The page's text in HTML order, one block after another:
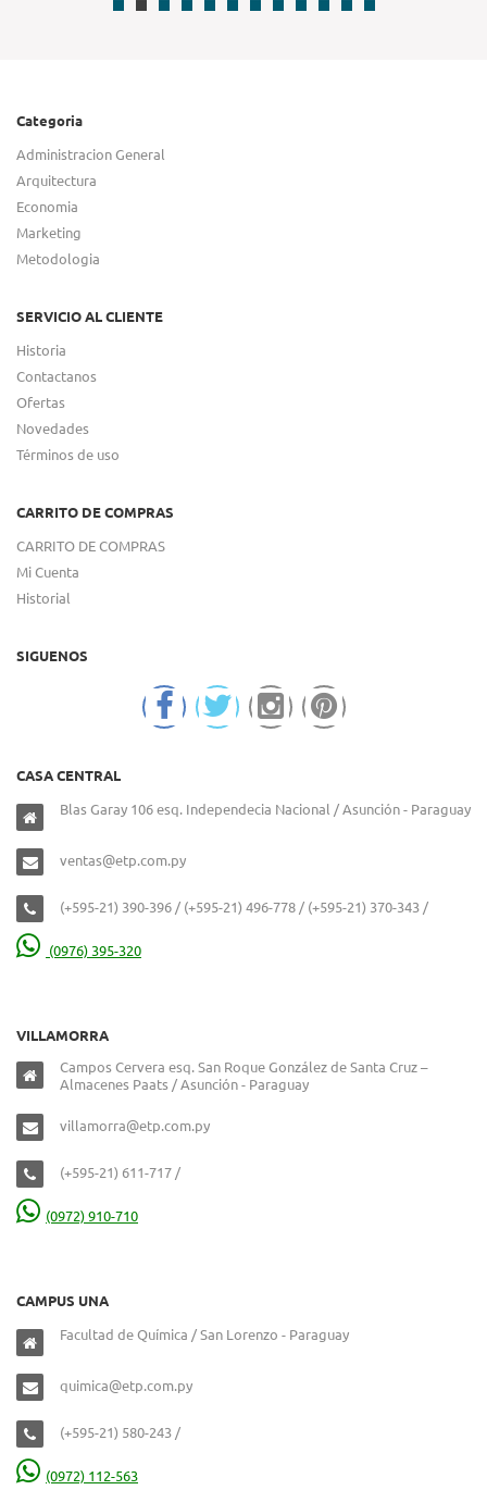
Categoria
Administracion General
Arquitectura
Economia
Marketing
Metodologia
SERVICIO AL CLIENTE
Historia
Contactanos
Ofertas
Novedades
Términos de uso
CARRITO DE COMPRAS
CARRITO DE COMPRAS
Mi Cuenta
Historial
SIGUENOS
CASA CENTRAL
Blas Garay 106 esq. Independecia Nacional / Asunción - Paraguay
ventas@etp.com.py
(+595-21) 390-396 / (+595-21) 496-778 / (+595-21) 370-343 /
(0976) 395-320
VILLAMORRA
Campos Cervera esq. San Roque González de Santa Cruz –
Almacenes Paats / Asunción - Paraguay
villamorra@etp.com.py
(+595-21) 611-717 /
(0972) 910-710
CAMPUS UNA
Facultad de Química / San Lorenzo - Paraguay
quimica@etp.com.py
(+595-21) 580-243 /
(0972) 112-563